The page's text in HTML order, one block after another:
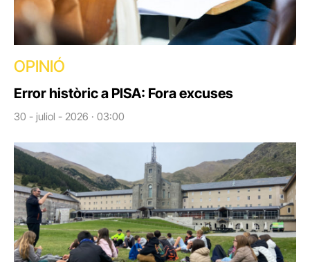
OPINIÓ
Error històric a PISA: Fora excuses
30 - juliol - 2026 · 03:00